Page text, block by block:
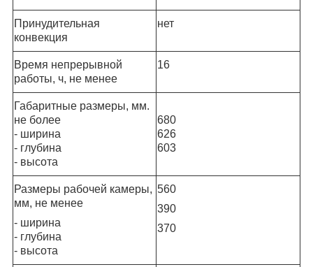
Принудительная
конвекция
нет
Время непрерывной
работы, ч, не менее
16
Габаритные размеры, мм.
не более
- ширина
- глубина
- высота
680
626
603
Размеры рабочей камеры,
мм, не менее
- ширина
- глубина
- высота
560
390
370